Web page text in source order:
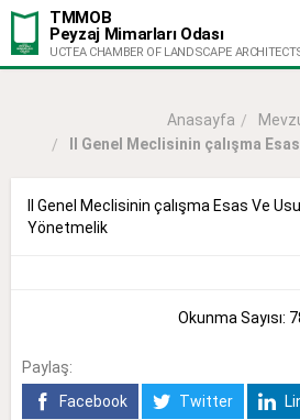
TMMOB
Peyzaj Mimarları Odası
UCTEA CHAMBER OF LANDSCAPE
Anasayfa
Il Genel Meclisinin çalışma
Il Genel Meclisinin çalışma Esas Ve
Yönetmelik
Okunma Sayısı:
Paylaş:
Facebook
Twitter